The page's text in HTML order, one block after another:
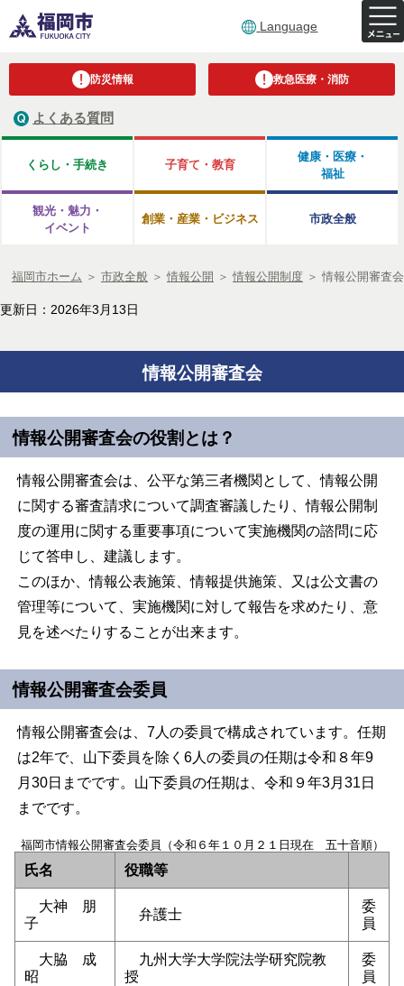
Language
防災情報 救急医療・消防
よくある質問
くらし・手続き 子育て・教育
健康・医療・
福祉
観光・魅力・
イベント
創業・産業・ビジネス 市政全般
福岡市ホーム ＞ 市政全般 ＞ 情報公開 ＞ 情報公開制度 ＞ 情報公開審査会
更新日：2026年3月13日
情報公開審査会
情報公開審査会の役割とは？
情報公開審査会は、公平な第三者機関として、情報公開
に関する審査請求について調査審議したり、情報公開制
度の運用に関する重要事項について実施機関の諮問に応
じて答申し、建議します。
このほか、情報公表施策、情報提供施策、又は公文書の
管理等について、実施機関に対して報告を求めたり、意
見を述べたりすることが出来ます。
情報公開審査会委員
情報公開審査会は、7人の委員で構成されています。任期
は2年で、山下委員を除く6人の委員の任期は令和８年9
月30日までです。山下委員の任期は、令和９年3月31日
までです。
福岡市情報公開審査会委員（令和６年１０月２１日現在 五十音順）
氏名 役職等
大神 朋
子
弁護士
委
員
大脇 成
昭
九州大学大学院法学研究院教
授
委
員